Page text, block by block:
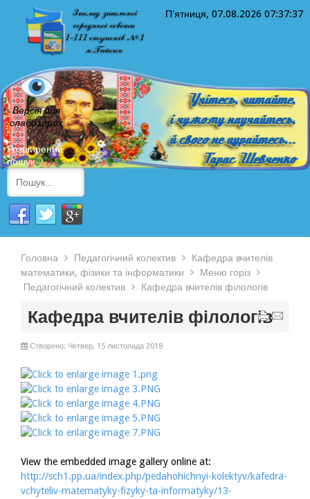
П'ятниця, 07.08.2026 07:37:37
Версія для
слабозорих
Розширений
пошук
Головна Педагогічний колектив
Кафедра вчителів
математики, фізики та інформатики
Меню горіз
Педагогічний колектив
Кафедра вчителів філологів
Кафедра вчителів філологів
Створено: Четвер, 15 листопада 2018
View the embedded image gallery online at:
http://sch1.pp.ua/index.php/pedahohichnyi-kolektyv/kafedra-
vchyteliv-matematyky-fizyky-ta-informatyky/13-